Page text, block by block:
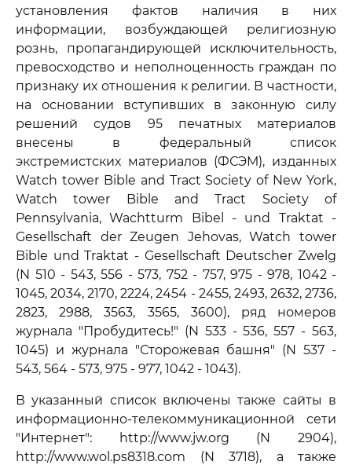
установления фактов наличия в них
информации, возбуждающей религиозную
рознь, пропагандирующей исключительность,
превосходство и неполноценность граждан по
признаку их отношения к религии. В частности,
на основании вступивших в законную силу
решений судов 95 печатных материалов
внесены в федеральный список
экстремистских материалов (ФСЭМ), изданных
Watch tower Bible and Tract Society of New York,
Watch tower Bible and Tract Society of
Pennsylvania, Wachtturm Bibel - und Traktat -
Gesellschaft der Zeugen Jehovas, Watch tower
Bible und Traktat - Gesellschaft Deutscher Zwelg
(N 510 - 543, 556 - 573, 752 - 757, 975 - 978, 1042 -
1045, 2034, 2170, 2224, 2454 - 2455, 2493, 2632, 2736,
2823, 2988, 3563, 3565, 3600), ряд номеров
журнала "Пробудитесь!" (N 533 - 536, 557 - 563,
1045) и журнала "Сторожевая башня" (N 537 -
543, 564 - 573, 975 - 977, 1042 - 1043).
В указанный список включены также сайты в
информационно-телекоммуникационной сети
"Интернет": http://www.jw.org (N 2904),
http://www.wol.ps8318.com (N 3718), а также